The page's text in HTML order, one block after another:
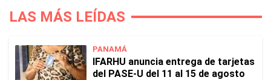
LAS MÁS LEÍDAS
PANAMÁ
IFARHU anuncia entrega de tarjetas
del PASE-U del 11 al 15 de agosto